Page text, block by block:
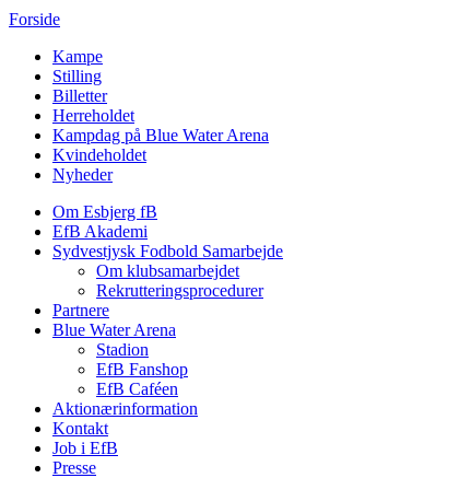
Forside
Kampe
Stilling
Billetter
Herreholdet
Kampdag på Blue Water Arena
Kvindeholdet
Nyheder
Om Esbjerg fB
EfB Akademi
Sydvestjysk Fodbold Samarbejde
Om klubsamarbejdet
Rekrutteringsprocedurer
Partnere
Blue Water Arena
Stadion
EfB Fanshop
EfB Caféen
Aktionærinformation
Kontakt
Job i EfB
Presse